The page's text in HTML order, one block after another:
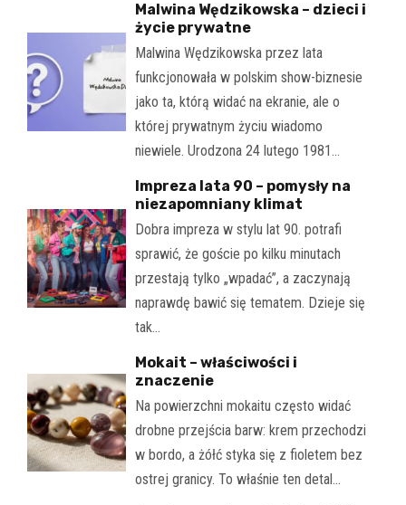
Malwina Wędzikowska – dzieci i
życie prywatne
Malwina Wędzikowska przez lata
funkcjonowała w polskim show-biznesie
jako ta, którą widać na ekranie, ale o
której prywatnym życiu wiadomo
niewiele. Urodzona 24 lutego 1981…
Impreza lata 90 – pomysły na
niezapomniany klimat
Dobra impreza w stylu lat 90. potrafi
sprawić, że goście po kilku minutach
przestają tylko „wpadać”, a zaczynają
naprawdę bawić się tematem. Dzieje się
tak…
Mokait – właściwości i
znaczenie
Na powierzchni mokaitu często widać
drobne przejścia barw: krem przechodzi
w bordo, a żółć styka się z fioletem bez
ostrej granicy. To właśnie ten detal…